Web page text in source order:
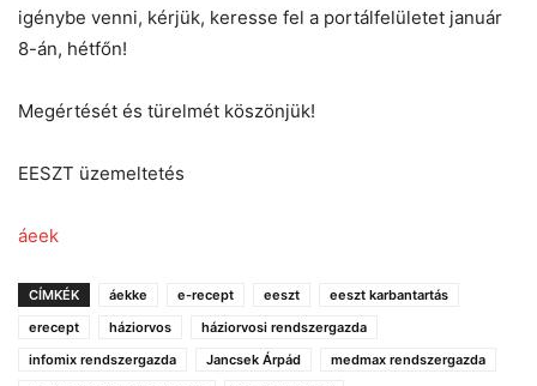
igénybe venni, kérjük, keresse fel a portálfelületet január
8-án, hétfőn!
Megértését és türelmét köszönjük!
EESZT üzemeltetés
áeek
CÍMKÉK áekke e-recept eeszt
eeszt karbantartás
erecept
háziorvos
háziorvosi rendszergazda
infomix rendszergazda
Jancsek Árpád
medmax rendszergazda